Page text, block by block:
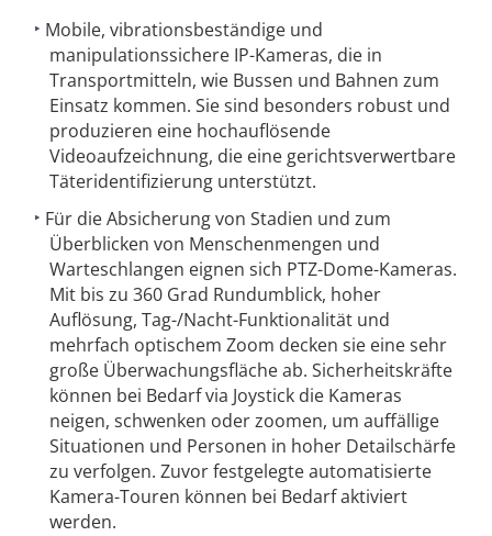
Mobile, vibrationsbeständige und
manipulationssichere IP-Kameras, die in
Transportmitteln, wie Bussen und Bahnen zum
Einsatz kommen. Sie sind besonders robust und
produzieren eine hochauflösende
Videoaufzeichnung, die eine gerichtsverwertbare
Täteridentifizierung unterstützt.
Für die Absicherung von Stadien und zum
Überblicken von Menschenmengen und
Warteschlangen eignen sich PTZ-Dome-Kameras.
Mit bis zu 360 Grad Rundumblick, hoher
Auflösung, Tag-/Nacht-Funktionalität und
mehrfach optischem Zoom decken sie eine sehr
große Überwachungsfläche ab. Sicherheitskräfte
können bei Bedarf via Joystick die Kameras
neigen, schwenken oder zoomen, um auffällige
Situationen und Personen in hoher Detailschärfe
zu verfolgen. Zuvor festgelegte automatisierte
Kamera-Touren können bei Bedarf aktiviert
werden.